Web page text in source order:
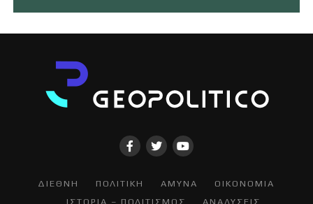
ΔΙΕΘΝΗ ΠΟΛΙΤΙΚΗ ΑΜΥΝΑ
ΟΙΚΟΝΟΜΙΑ
ΙΣΤΟΡΙΑ – ΠΟΛΙΤΙΣΜΟΣ
ΑΝΑΛΥΣΕΙΣ